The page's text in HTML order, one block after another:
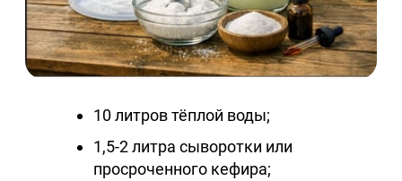
10 литров тёплой воды;
1,5-2 литра сыворотки или
просроченного кефира;